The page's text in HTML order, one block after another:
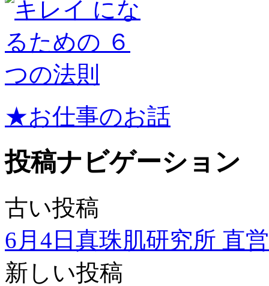
★お仕事のお話
投稿ナビゲーション
古い投稿
6月4日真珠肌研究所 直
新しい投稿